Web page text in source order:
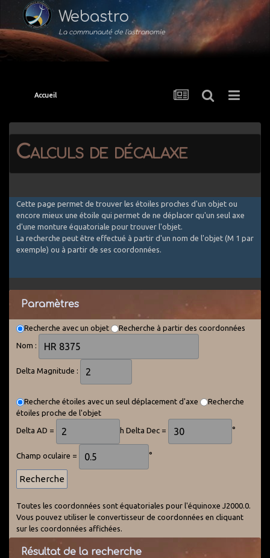
Webastro
La communauté de l'astronomie
Accueil
Calculs de décalaxe
Cette page permet de trouver les étoiles proches d'un objet ou
encore mieux une étoile qui permet de ne déplacer qu'un seul axe
d'une monture équatoriale pour trouver l'objet.
La recherche peut être effectué à partir d'un nom de l'objet (M 1 par
exemple) ou à partir de ses coordonnées.
Paramètres
Recherche avec un objet Recherche à partir des coordonnées
Nom :
Delta Magnitude :
Recherche étoiles avec un seul déplacement d'axe
Recherche
étoiles proche de l'objet
Delta AD = h Delta Dec = °
Champ oculaire = °
Toutes les coordonnées sont équatoriales pour l'équinoxe J2000.0.
Vous pouvez utiliser le convertisseur de coordonnées en cliquant
sur les coordonnées affichées.
Résultat de la recherche